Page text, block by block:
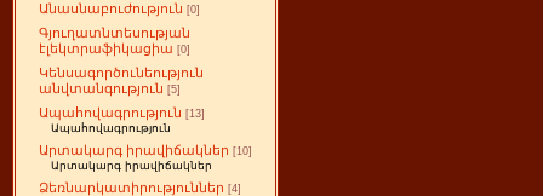
Անասնաբուժություն [0]
Գյուղատնտեսության
էլեկտրաֆիկացիա [0]
Կենսագործունեություն
անվտանգություն [5]
Ապահովագրություն [13]
Ապահովագրություն
Արտակարգ իրավիճակներ [10]
Արտակարգ իրավիճակներ
Ձեռնարկատիրություններ [4]